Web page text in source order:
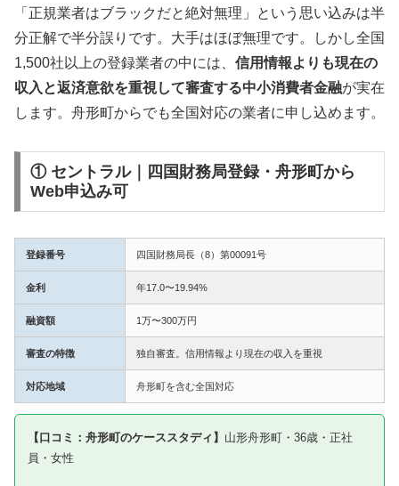
「正規業者はブラックだと絶対無理」という思い込みは半
分正解で半分誤りです。大手はほぼ無理です。しかし全国
1,500社以上の登録業者の中には、 信用情報よりも現在の
収入と返済意欲を重視して審査する中小消費者金融が実在
します。舟形町からでも全国対応の業者に申し込めます。
① セントラル｜四国財務局登録・舟形町から
Web申込み可
登録番号 四国財務局長（8）第00091号
金利 年17.0〜19.94%
融資額 1万〜300万円
審査の特徴 独自審査。信用情報より現在の収入を重視
対応地域 舟形町を含む全国対応
【口コミ：舟形町のケーススタディ】 山形舟形町・36歳・正社
員・女性